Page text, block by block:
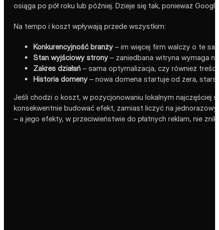
osiąga po pół roku lub później. Dzieje się tak, ponieważ
Na tempo i koszt wpływają przede wszystkim:
Konkurencyjność branży – im więcej firm walczy o te
Stan wyjściowy strony – zaniedbana witryna wymaga
Zakres działań – sama optymalizacja, czy również
Historia domeny – nowa domena startuje od zera,
Jeśli chodzi o koszt, w pozycjonowaniu lokalnym najczęściej
konsekwentnie budować efekt, zamiast liczyć na
– a jego efekty, w przeciwieństwie do płatnych reklam, nie